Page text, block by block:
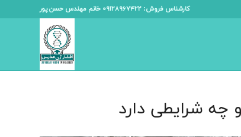
کارشناس فروش: ۰۹۱۲۸۹۶۷۴۲۲ خانم مهندس حسن پور
شرایطی دارد